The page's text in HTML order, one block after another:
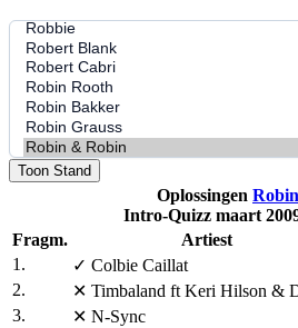
Toon Stand
Oplossingen
Intro-Quizz maart
Fragm.
Artiest
1.
✓ Colbie Caillat
2.
✕ Timbaland ft Keri Hilson &
3.
✕ N-Sync